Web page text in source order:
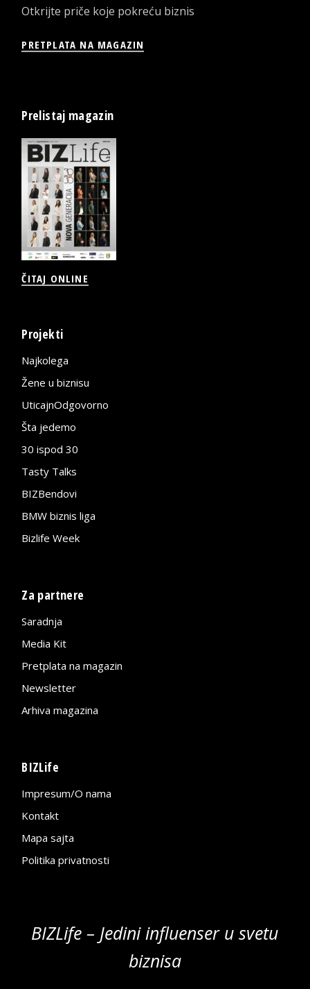
Otkrijte priče koje pokreću biznis
PRETPLATA NA MAGAZIN
Prelistaj magazin
ČITAJ ONLINE
Projekti
Najkolega
Žene u biznisu
UticajnOdgovorno
Šta jedemo
30 ispod 30
Tasty Talks
BIZBendovi
BMW biznis liga
Bizlife Week
Za partnere
Saradnja
Media Kit
Pretplata na magazin
Newsletter
Arhiva magazina
BIZLife
Impresum/O nama
Kontakt
Mapa sajta
Politika privatnosti
BIZLife – Jedini influenser u svetu
biznisa